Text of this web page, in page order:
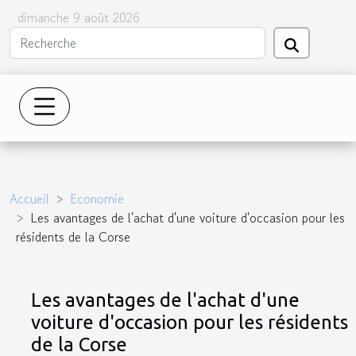
dimanche 9 août 2026
Accueil
Economie
Les avantages de l'achat d'une voiture d'occasion pour les
résidents de la Corse
Les avantages de l'achat d'une
voiture d'occasion pour les résidents
de la Corse